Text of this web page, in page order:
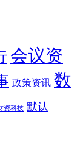
会议资
政策资讯 数
资科技 默认